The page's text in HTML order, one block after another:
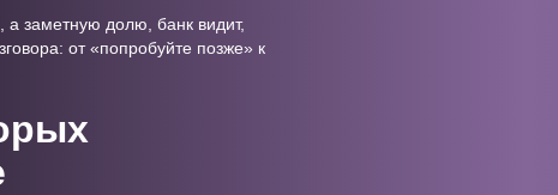
а заметную долю, банк видит,
от «попробуйте позже» к